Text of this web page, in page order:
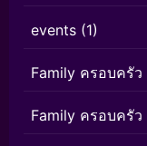
events (1)
Family ครอบครัว
Family ครอบครัว